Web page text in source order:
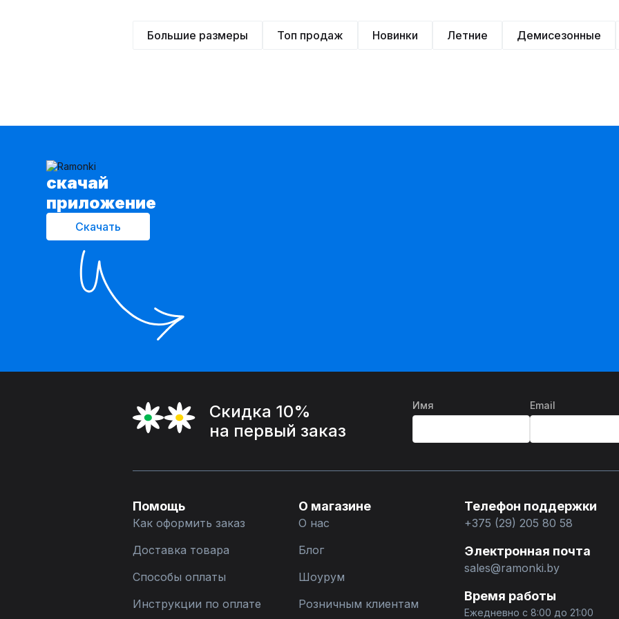
Большие размеры Топ продаж Новинки Летние Демисезонные
cкачай
приложение
Скачать
Скидка 10%
на первый заказ
Имя Email
Помощь
Как оформить заказ
Доставка товара
Способы оплаты
Инструкции по оплате
О магазине
О нас
Блог
Шоурум
Розничным клиентам
Телефон поддержки
+375 (29) 205 80 58
Электронная почта
sales@ramonki.by
Время работы
Ежедневно с 8:00 до 21:00